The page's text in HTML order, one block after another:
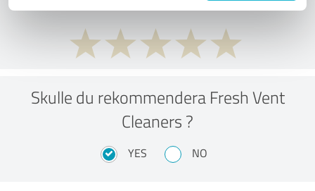
Skulle du rekommendera Fresh Vent
Cleaners ?
YES NO